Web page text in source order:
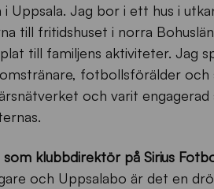
Jag bor i ett hus i
till fritidshuset i norra
till familjens aktiviteter. Jag
fotbollsförälder och
och varit
klubbdirektör på Sirius
och Uppsalabo är det en